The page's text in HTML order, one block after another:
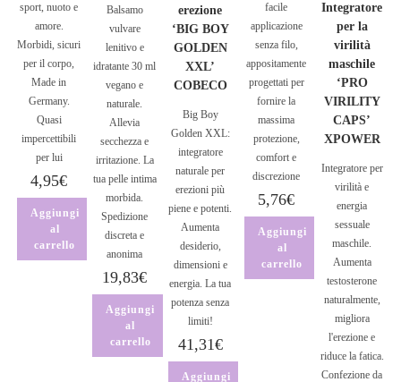
sport, nuoto e
amore.
Morbidi, sicuri
per il corpo,
Made in
Germany.
Quasi
impercettibili
per lui
4,95€
Aggiungi
al
carrello
Balsamo
vulvare
lenitivo e
idratante 30 ml
vegano e
naturale.
Allevia
secchezza e
irritazione. La
tua pelle intima
morbida.
Spedizione
discreta e
anonima
19,83€
Aggiungi
al
carrello
erezione
‘BIG BOY
GOLDEN
XXL’
COBECO
Big Boy
Golden XXL:
integratore
naturale per
erezioni più
piene e potenti.
Aumenta
desiderio,
dimensioni e
energia. La tua
potenza senza
limiti!
41,31€
Aggiungi
facile
applicazione
senza filo,
appositamente
progettati per
fornire la
massima
protezione,
comfort e
discrezione
5,76€
Aggiungi
al
carrello
Integratore
per la
virilità
maschile
‘PRO
VIRILITY
CAPS’
XPOWER
Integratore per
virilità e
energia
sessuale
maschile.
Aumenta
testosterone
naturalmente,
migliora
l'erezione e
riduce la fatica.
Confezione da